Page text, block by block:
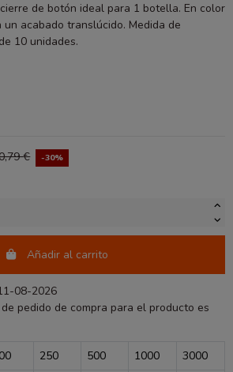
de botón ideal para 1 botella. En color
acabado translúcido. Medida de
10 unidades.
€ -30%
Añadir al carrito
08-2026
pedido de compra para el producto es
250 500 1000
3000